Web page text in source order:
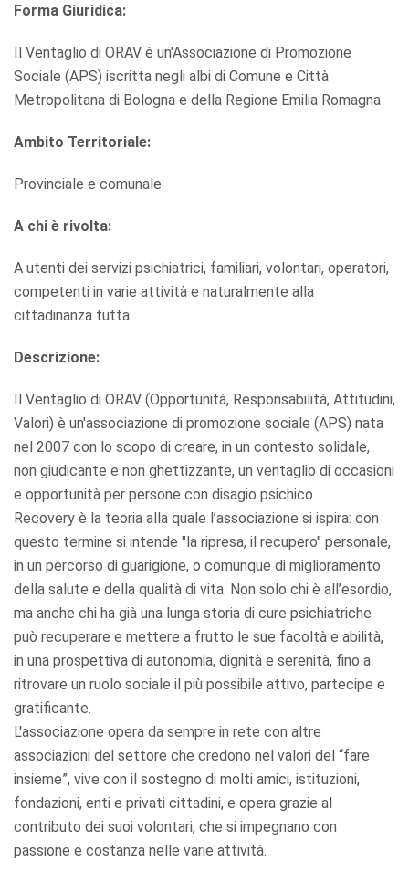
Forma Giuridica:
Il Ventaglio di ORAV è un'Associazione di Promozione
Sociale (APS) iscritta negli albi di Comune e Città
Metropolitana di Bologna e della Regione Emilia Romagna
Ambito Territoriale:
Provinciale e comunale
A chi è rivolta:
A utenti dei servizi psichiatrici, familiari, volontari, operatori,
competenti in varie attività e naturalmente alla
cittadinanza tutta.
Descrizione:
Il Ventaglio di ORAV (Opportunità, Responsabilità, Attitudini,
Valori) è un'associazione di promozione sociale (APS) nata
nel 2007 con lo scopo di creare, in un contesto solidale,
non giudicante e non ghettizzante, un ventaglio di occasioni
e opportunità per persone con disagio psichico.
Recovery è la teoria alla quale l’associazione si ispira: con
questo termine si intende "la ripresa, il recupero" personale,
in un percorso di guarigione, o comunque di miglioramento
della salute e della qualità di vita. Non solo chi è all’esordio,
ma anche chi ha già una lunga storia di cure psichiatriche
può recuperare e mettere a frutto le sue facoltà e abilità,
in una prospettiva di autonomia, dignità e serenità, fino a
ritrovare un ruolo sociale il più possibile attivo, partecipe e
gratificante.
L'associazione opera da sempre in rete con altre
associazioni del settore che credono nel valori del “fare
insieme”, vive con il sostegno di molti amici, istituzioni,
fondazioni, enti e privati cittadini, e opera grazie al
contributo dei suoi volontari, che si impegnano con
passione e costanza nelle varie attività.